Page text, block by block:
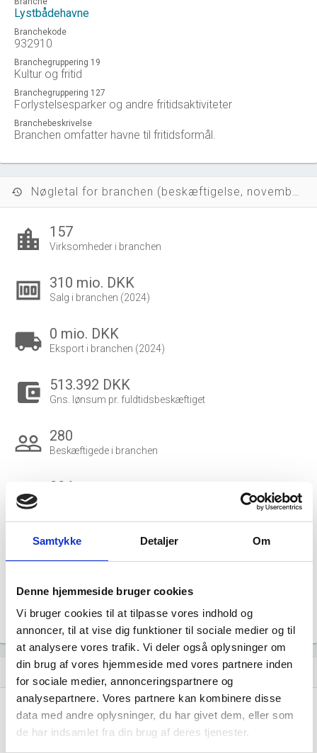
Samtykke Detaljer Om
Denne hjemmeside bruger cookies
Vi bruger cookies til at tilpasse vores indhold og
annoncer, til at vise dig funktioner til sociale medier og til
at analysere vores trafik. Vi deler også oplysninger om
din brug af vores hjemmeside med vores partnere inden
for sociale medier, annonceringspartnere og
analysepartnere. Vores partnere kan kombinere disse
data med andre oplysninger, du har givet dem, eller som
de har indsamlet fra din brug af deres tjenester.
Lystbådehavne
Branchekode
932910
Branchegruppering 19
Kultur og fritid
Branchegruppering 127
Forlystelsesparker og andre fritidsaktiviteter
Branchebeskrivelse
Branchen omfatter havne til fritidsformål.
history Nøgletal for branchen (beskæftigelse, november 2023)
location_city 157
Virksomheder i branchen
money 310 mio. DKK
Salg i branchen (2024)
local_shipping 0 mio. DKK
Eksport i branchen (2024)
account_balance_wallet 513.392 DKK
Gns. lønsum pr. fuldtidsbeskæftiget
people_outline 280
Beskæftigede i branchen
group 224
53
227
Gå tilUdvidet brancheanalysefor historiske data.
Nye og ophørte virksomheder pr. år